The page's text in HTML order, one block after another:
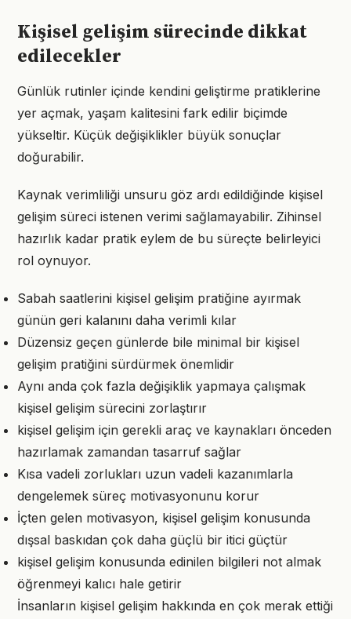
Kişisel gelişim sürecinde dikkat
edilecekler
Günlük rutinler içinde kendini geliştirme pratiklerine
yer açmak, yaşam kalitesini fark edilir biçimde
yükseltir. Küçük değişiklikler büyük sonuçlar
doğurabilir.
Kaynak verimliliği unsuru göz ardı edildiğinde kişisel
gelişim süreci istenen verimi sağlamayabilir. Zihinsel
hazırlık kadar pratik eylem de bu süreçte belirleyici
rol oynuyor.
Sabah saatlerini kişisel gelişim pratiğine ayırmak
günün geri kalanını daha verimli kılar
Düzensiz geçen günlerde bile minimal bir kişisel
gelişim pratiğini sürdürmek önemlidir
Aynı anda çok fazla değişiklik yapmaya çalışmak
kişisel gelişim sürecini zorlaştırır
kişisel gelişim için gerekli araç ve kaynakları önceden
hazırlamak zamandan tasarruf sağlar
Kısa vadeli zorlukları uzun vadeli kazanımlarla
dengelemek süreç motivasyonunu korur
İçten gelen motivasyon, kişisel gelişim konusunda
dışsal baskıdan çok daha güçlü bir itici güçtür
kişisel gelişim konusunda edinilen bilgileri not almak
öğrenmeyi kalıcı hale getirir
İnsanların kişisel gelişim hakkında en çok merak ettiği